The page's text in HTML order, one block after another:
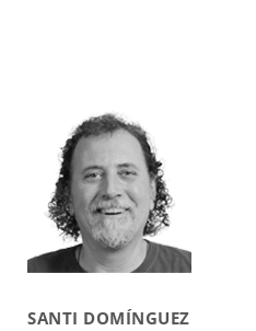
SANTI DOMÍNGUEZ